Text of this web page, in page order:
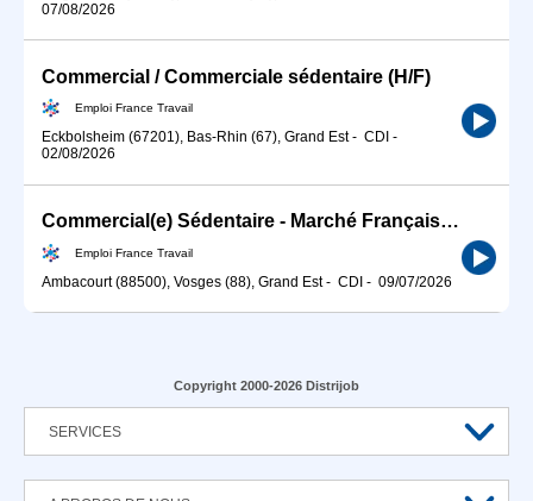
07/08/2026
Commercial / Commerciale sédentaire (H/F)
Emploi France Travail
Eckbolsheim (67201), Bas-Rhin (67), Grand Est- CDI -
02/08/2026
Commercial(e) Sédentaire - Marché Français B2B (H/F)
Emploi France Travail
Ambacourt (88500), Vosges (88), Grand Est- CDI - 09/07/2026
Copyright 2000-2026 Distrijob
SERVICES